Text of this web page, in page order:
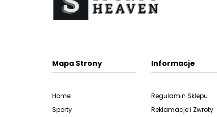
Mapa Strony
Home
Sporty
Informacje
Regulamin Sklepu
Reklamacje i Zwroty